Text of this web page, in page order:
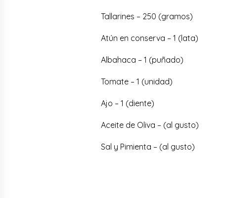
Tallarines – 250 (gramos)
Atún en conserva – 1 (lata)
Albahaca – 1 (puñado)
Tomate – 1 (unidad)
Ajo – 1 (diente)
Aceite de Oliva – (al gusto)
Sal y Pimienta – (al gusto)